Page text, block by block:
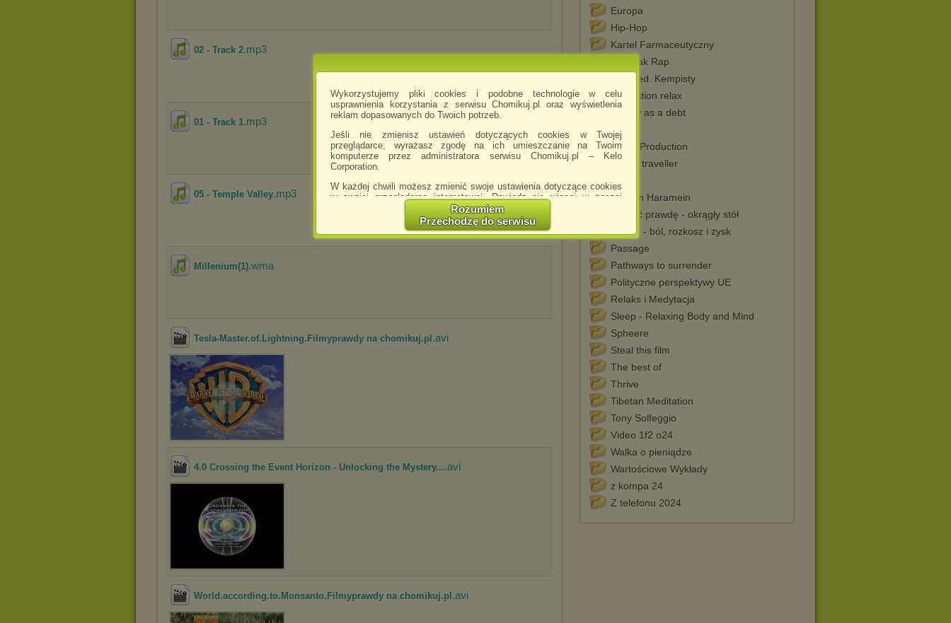
Wykorzystujemy pliki cookies i podobne technologie w celu
usprawnienia korzystania z serwisu Chomikuj.pl oraz wyświetlenia
reklam dopasowanych do Twoich potrzeb.
Jeśli nie zmienisz ustawień dotyczących cookies w Twojej
przeglądarce, wyrażasz zgodę na ich umieszczanie na Twoim
komputerze przez administratora serwisu Chomikuj.pl – Kelo
Corporation.
W każdej chwili możesz zmienić swoje ustawienia dotyczące cookies
w swojej przeglądarce internetowej. Dowiedz się więcej w naszej
http://chomikuj.pl/PolitykaPrywatnosci.aspx
Jednocześnie informujemy że zmiana ustawień przeglądarki może
spowodować ograniczenie korzystania ze strony Chomikuj.pl.
W przypadku braku twojej zgody na akceptację cookies niestety
Zaufanych Partnerów
(dostosowanie reklam do Twoich potrzeb, analiza skuteczności działań
Wyrażenie sprzeciwu spowoduje, że wyświetlana Ci reklama nie
będzie dopasowana do Twoich preferencji, a będzie to reklama
Istnieje możliwość zmiany ustawień przeglądarki internetowej w
sposób uniemożliwiający przechowywanie plików cookies na
urządzeniu końcowym. Można również usunąć pliki cookies,
dokonując odpowiednich zmian w ustawieniach przeglądarki
Pełną informację na ten temat znajdziesz pod adresem
Rozumiem
Przechodzę do serwisu
Europa
Hip-Hop
Kartel Farmaceutyczny
Krzysiak Rap
lek. med. Kempisty
Meditation relax
Money as a debt
mp3
Music Production
Mystic traveller
N3110
Nassim Haramein
Odkryć prawdę - okrągły stół
Opium - ból, rozkosz i zysk
Passage
Pathways to surrender
Polityczne perspektywy UE
Relaks i Medytacja
Sleep - Relaxing Body and Mind
Spheere
Steal this film
The best of
Thrive
Tibetan Meditation
Tony Solfeggio
Video 1f2 o24
Walka o pieniądze
Wartościowe Wykłady
z kompa 24
Z telefonu 2024
02 - Track 2.mp3
01 - Track 1.mp3
05 - Temple Valley.mp3
Millenium(1).wma
Tesla-Master.of.Lightning.Filmyprawdy na chomikuj.pl .avi
4.0 Crossing the Event Horizon - Unlocking the Mystery....avi
World.according.to.Monsanto.Filmyprawdy na chomikuj.pl .avi